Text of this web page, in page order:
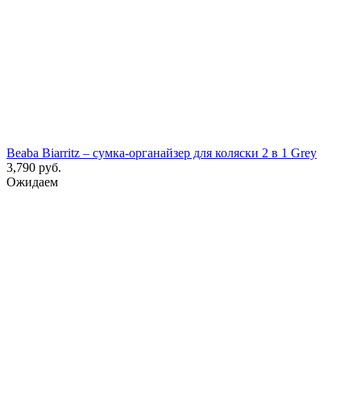
Beaba Biarritz – сумка-органайзер для коляски 2 в 1 Grey
3,790 руб.
Ожидаем